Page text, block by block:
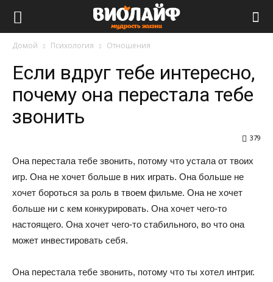
Домой Психология Отношения
Если вдруг тебе интересно,
почему она перестала тебе
звонить
379
Она перестала тебе звонить, потому что устала от твоих
игр. Она не хочет больше в них играть. Она больше не
хочет бороться за роль в твоем фильме. Она не хочет
больше ни с кем конкурировать. Она хочет чего-то
настоящего. Она хочет чего-то стабильного, во что она
может инвестировать себя.
Она перестала тебе звонить, потому что ты хотел интриг.